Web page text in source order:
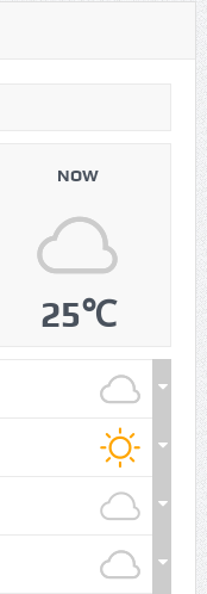
NOW
25℃